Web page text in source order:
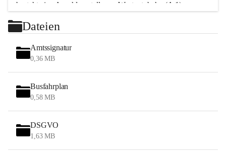
besteht eine Anschlussstelle zur Westautobahn (A 1).
Wien erreicht man in ca. 45 Minuten.
Stössing zählt noch zum Naherholungsraum Wien sowie
zum Naherholungsraum St. Pölten. Viele Bauernhöfe hatten
„ihre Wiener“. Seit 1960 bauten viele Wiener
Wochenendhäuser im Gemeindegebiet. Wegen des
waldreichen Jagdgebietes haben viele Jagdpächter ihre
Das Wandern ist aus touristischer Sicht die bedeutendste
Tätigkeit. Das hügelige Gebiet mit Wanderwegen durch
Wiesen, Wälder und Obstkulturen lädt dazu ein. Gefördert
Dateien
Amtssignatur
0,36 MB
Busfahrplan
0,58 MB
DSGVO
1,63 MB